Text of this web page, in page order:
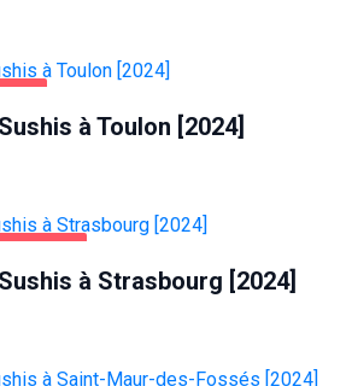
à Toulon [2024]
à Strasbourg [2024]